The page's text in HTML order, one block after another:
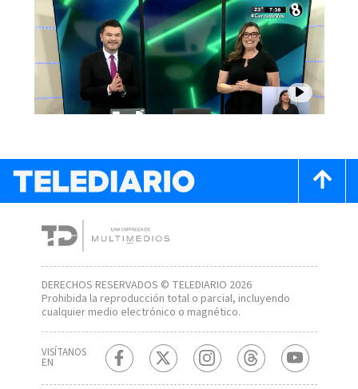
DERECHOS RESERVADOS © TELEDIARIO 2026
Prohibida la reproducción total o parcial, incluyendo
cualquier medio electrónico o magnético.
VISÍTANOS
EN